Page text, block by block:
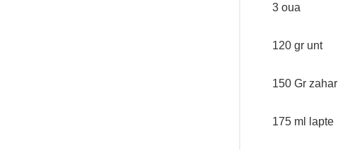
3 oua
120 gr unt
150 Gr zahar
175 ml lapte